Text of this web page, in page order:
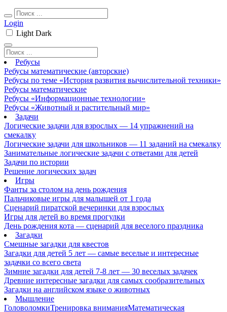
Login
Light Dark
Ребусы
Ребусы математические (авторские)
Ребусы по теме «История развития вычислительной техники»
Ребусы математические
Ребусы «Информационные технологии»
Ребусы «Животный и растительный мир»
Задачи
Логические задачи для взрослых — 14 упражнений на
смекалку
Логические задачи для школьников — 11 заданий на смекалку
Занимательные логические задачи с ответами для детей
Задачи по истории
Решение логических задач
Игры
Фанты за столом на день рождения
Пальчиковые игры для малышей от 1 года
Сценарий пиратской вечеринки для взрослых
Игры для детей во время прогулки
День рождения кота — сценарий для веселого праздника
Загадки
Смешные загадки для квестов
Загадки для детей 5 лет — самые веселые и интересные
задачки со всего света
Зимние загадки для детей 7-8 лет — 30 веселых задачек
Древние интересные загадки для самых сообразительных
Загадки на английском языке о животных
Мышление
ГоловоломкиТренировка вниманияМатематическая